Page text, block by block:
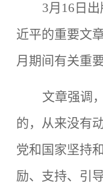
3月16日
近平的重要文
月期间有关重
文章强调
的，从来没有
党和国家坚持
励、支持、引